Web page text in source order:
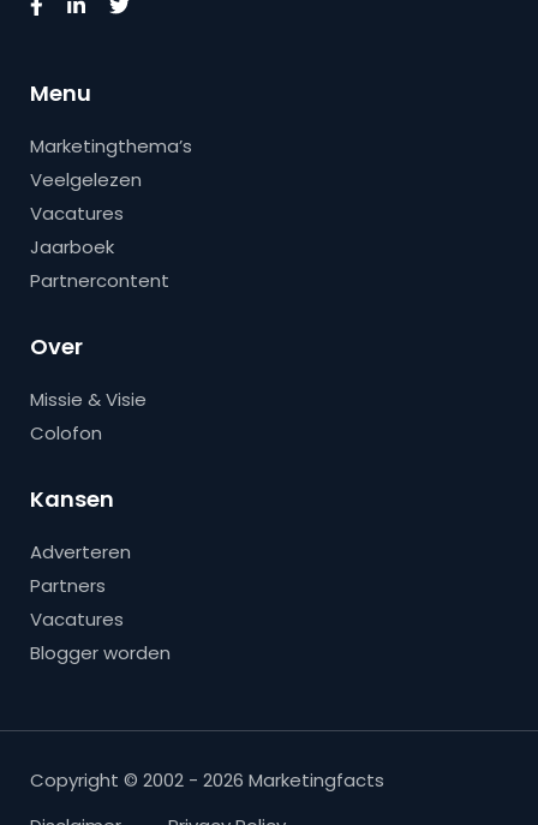
Menu
Marketingthema’s
Veelgelezen
Vacatures
Jaarboek
Partnercontent
Over
Missie & Visie
Colofon
Kansen
Adverteren
Partners
Vacatures
Blogger worden
Copyright © 2002 - 2026 Marketingfacts